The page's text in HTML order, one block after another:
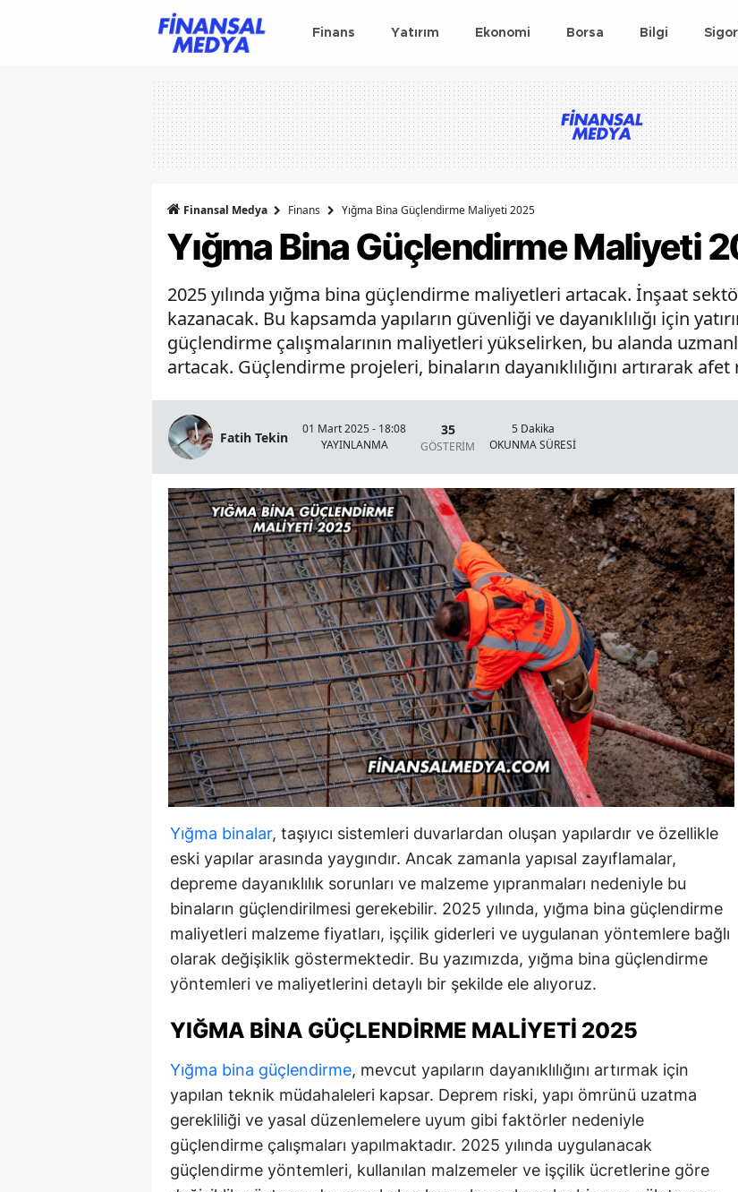
Finans Yatırım Ekonomi Borsa Bilgi
Finansal Medya Finans Yığma Bina Güçlendirme Maliyeti 2025
Yığma Bina Güçlendirme Maliyeti
2025 yılında yığma bina güçlendirme maliyetleri artacak. İnşaat
kazanacak. Bu kapsamda yapıların güvenliği ve dayanıklılığı için
güçlendirme çalışmalarının maliyetleri yükselirken, bu alanda
artacak. Güçlendirme projeleri, binaların dayanıklılığını artırarak
Fatih Tekin
01 Mart 2025 - 18:08
YAYINLANMA
35
GÖSTERİM
5 Dakika
OKUNMA SÜRESİ
Yığma binalar, taşıyıcı sistemleri duvarlardan oluşan yapılardır ve özellikle
eski yapılar arasında yaygındır. Ancak zamanla yapısal zayıflamalar,
depreme dayanıklılık sorunları ve malzeme yıpranmaları nedeniyle bu
binaların güçlendirilmesi gerekebilir. 2025 yılında, yığma bina güçlendirme
maliyetleri malzeme fiyatları, işçilik giderleri ve uygulanan yöntemlere bağlı
olarak değişiklik göstermektedir. Bu yazımızda, yığma bina güçlendirme
yöntemleri ve maliyetlerini detaylı bir şekilde ele alıyoruz.
YIĞMA BINA GÜÇLENDIRME MALIYETI 2025
Yığma bina güçlendirme, mevcut yapıların dayanıklılığını artırmak için
yapılan teknik müdahaleleri kapsar. Deprem riski, yapı ömrünü uzatma
gerekliliği ve yasal düzenlemelere uyum gibi faktörler nedeniyle
güçlendirme çalışmaları yapılmaktadır. 2025 yılında uygulanacak
güçlendirme yöntemleri, kullanılan malzemeler ve işçilik ücretlerine göre